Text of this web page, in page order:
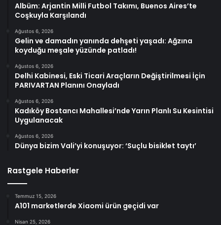
Albüm: Arjantin Milli Futbol Takımı, Buenos Aires’te
Coşkuyla Karşılandı
Ağustos 6, 2026
Gelin ve damadın yanında dehşeti yaşadı: Ağzına
koyduğu meşale yüzünde patladı!
Ağustos 6, 2026
Delhi Kabinesi, Eski Ticari Araçların Değiştirilmesi İçin
PARIVARTAN Planını Onayladı
Ağustos 6, 2026
Kadıköy Bostancı Mahallesi’nde Yarın Planlı Su Kesintisi
Uygulanacak
Ağustos 6, 2026
Dünya bizim Vali’yi konuşuyor: ‘Suçlu bisiklet taytı’
Rastgele Haberler
Temmuz 15, 2026
A101 marketlerde Xiaomi ürün geçidi var
Nisan 25, 2026